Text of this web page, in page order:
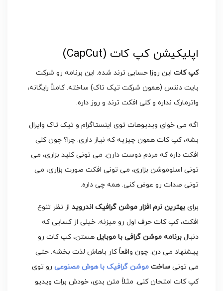
اپلیکیشن کپ کات (CapCut)
کپ کات این روزا حسابی ترند شده. این برنامه رو شرکت
بایت دننس (همون شرکت تیک تاک) ساخته. کاملاً رایگانه،
واترمارک نداره و کلی افکت ترند و روز داره.
اگه می خوای ویدیوهات توی اینستاگرام و تیک تاک وایرال
بشه، کپ کات همون چیزیه که نیاز داری. چرا؟ چون کلی
افکت داره که مردم دوست دارن. می تونی کلید بزاری، می
تونی اسلوموشن بزاری، می تونی افکت صورت بزاری، می
تونی صدات رو عوض کنی. همه چی داره.
برای بهترین نرم افزار موشن گرافیک اندروید از نظر تنوع
افکت، کپ کات حرف اول رو میزنه. خیلی از کسایی که
دنبال برنامه موشن گرافی با موبایل هستن، کپ کات رو
پیشنهاد می دن. چون واقعاً کار باهاش لذت بخشه. حتی
می تونی ساخت موشن گرافیک با هوش مصنوعی رو توی
کپ کات امتحان کنی. مثلاً متن بدی، خودش برات ویدیو